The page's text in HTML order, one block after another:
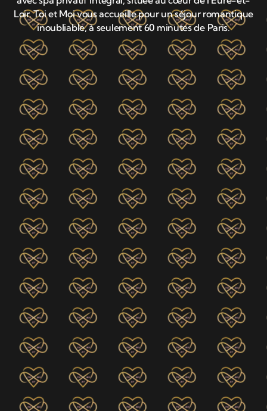
Loir. Toi et Moi vous accueille pour un séjour romantique
inoubliable, à seulement 60 minutes de Paris.